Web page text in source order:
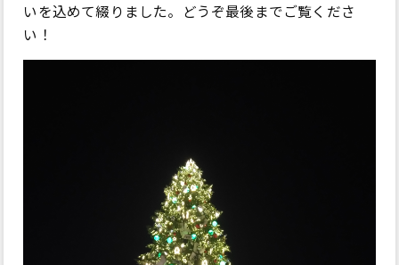
いを込めて綴りました。どうぞ最後までご覧くださ
い！